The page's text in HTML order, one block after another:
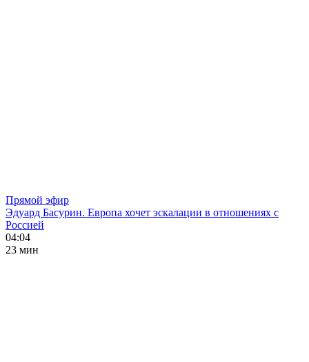
Прямой эфир
Эдуард Басурин. Европа хочет эскалации в отношениях с
Россией
04:04
23 мин